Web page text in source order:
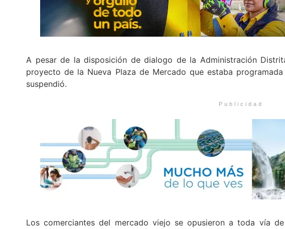
A pesar de la disposición de dialogo de la Administración
proyecto de la Nueva Plaza de Mercado que estaba
suspendió.
Publicidad
Los comerciantes del mercado viejo se opusieron a toda vía